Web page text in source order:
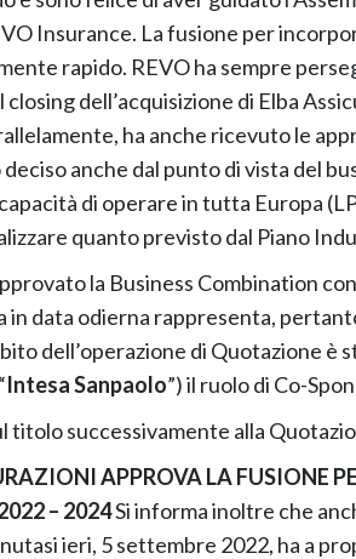
Insurance. La fusione per
rapido. REVO ha sempre
dell’acquisizione di Elba
ha anche ricevuto le
anche dal punto di vista del
di operare in tutta Europa
quanto previsto dal Piano
la Business Combination
in data odierna rappresenta,
dell’operazione di Quotazione è
Intesa Sanpaolo”) il ruolo di Co-
titolo successivamente alla
APPROVA LA FUSIONE
– 2024Si informa inoltre che
ieri, 5 settembre 2022, ha a